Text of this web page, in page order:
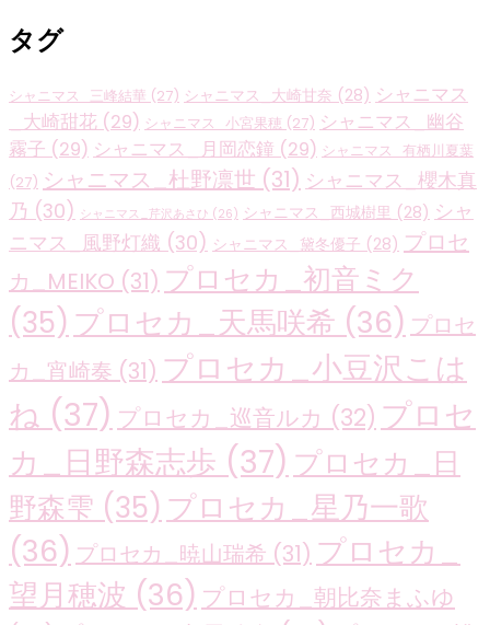
タグ
シャニマス_三峰結華 (27) シャニマス_大崎甘奈 (28) シャニマス
_大崎甜花 (29) シャニマス_小宮果穂 (27) シャニマス_幽谷
霧子 (29) シャニマス_月岡恋鐘 (29) シャニマス_有栖川夏葉
(27) シャニマス_杜野凛世 (31) シャニマス_櫻木真
乃 (30) シャニマス_芹沢あさひ (26) シャニマス_西城樹里 (28) シャ
ニマス_風野灯織 (30) シャニマス_黛冬優子 (28) プロセ
カ_MEIKO (31) プロセカ_初音ミク
(35) プロセカ_天馬咲希 (36) プロセ
カ_宵崎奏 (31) プロセカ_小豆沢こは
ね (37) プロセカ_巡音ルカ (32) プロセ
カ_日野森志歩 (37) プロセカ_日
野森雫 (35) プロセカ_星乃一歌
(36) プロセカ_暁山瑞希 (31) プロセカ_
望月穂波 (36) プロセカ_朝比奈まふゆ